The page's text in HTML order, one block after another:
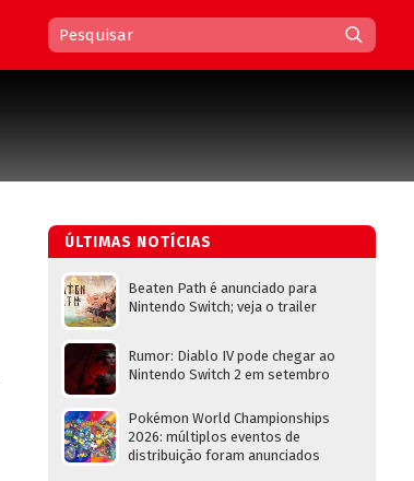
ÚLTIMAS NOTÍCIAS
Beaten Path é anunciado para
Nintendo Switch; veja o trailer
Rumor: Diablo IV pode chegar ao
Nintendo Switch 2 em setembro
Pokémon World Championships
2026: múltiplos eventos de
distribuição foram anunciados